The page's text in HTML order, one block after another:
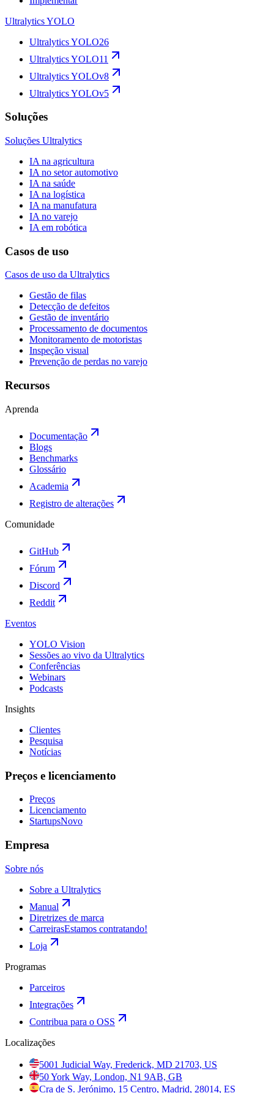
Ultralytics YOLO
Ultralytics YOLO26
Ultralytics YOLO11
Ultralytics YOLOv8
Ultralytics YOLOv5
Soluções
Soluções Ultralytics
IA na agricultura
IA no setor automotivo
IA na saúde
IA na logística
IA na manufatura
IA no varejo
IA em robótica
Casos de uso
Casos de uso da Ultralytics
Gestão de filas
Detecção de defeitos
Gestão de inventário
Processamento de documentos
Monitoramento de motoristas
Inspeção visual
Prevenção de perdas no varejo
Recursos
Aprenda
Documentação
Blogs
Benchmarks
Glossário
Academia
Registro de alterações
Comunidade
GitHub
Fórum
Discord
Reddit
Eventos
YOLO Vision
Sessões ao vivo da Ultralytics
Conferências
Webinars
Podcasts
Insights
Clientes
Pesquisa
Notícias
Preços e licenciamento
Preços
Licenciamento
StartupsNovo
Empresa
Sobre nós
Sobre a Ultralytics
Manual
Diretrizes de marca
CarreirasEstamos contratando!
Loja
Programas
Parceiros
Integrações
Contribua para o OSS
Localizações
5001 Judicial Way, Frederick, MD 21703, US
50 York Way, London, N1 9AB, GB
Cra de S. Jerónimo, 15 Centro, Madrid, 28014, ES